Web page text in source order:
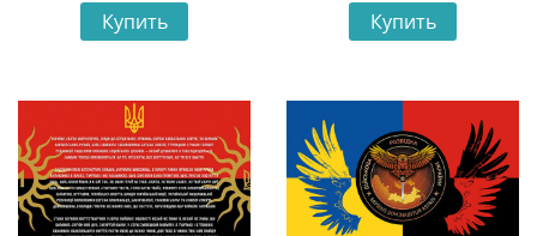
Купить
Купить